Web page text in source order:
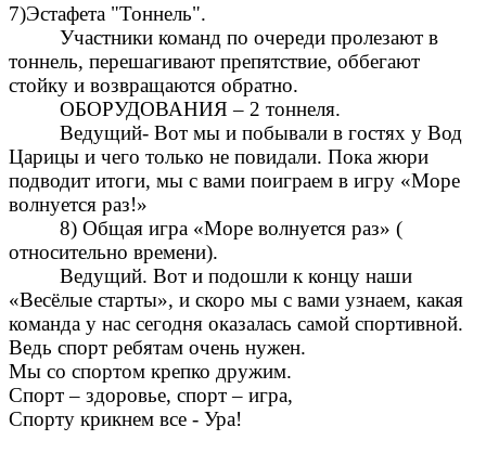
7)Эстафета "Тоннель".
Участники команд по очереди пролезают в
тоннель, перешагивают препятствие, оббегают
стойку и возвращаются обратно.
ОБОРУДОВАНИЯ – 2 тоннеля.
Ведущий- Вот мы и побывали в гостях у Вод
Царицы и чего только не повидали. Пока жюри
подводит итоги, мы с вами поиграем в игру «Море
волнуется раз!»
8) Общая игра «Море волнуется раз» (
относительно времени).
Ведущий. Вот и подошли к концу наши
«Весёлые старты», и скоро мы с вами узнаем, какая
команда у нас сегодня оказалась самой спортивной.
Ведь спорт ребятам очень нужен.
Мы со спортом крепко дружим.
Спорт – здоровье, спорт – игра,
Спорту крикнем все - Ура!